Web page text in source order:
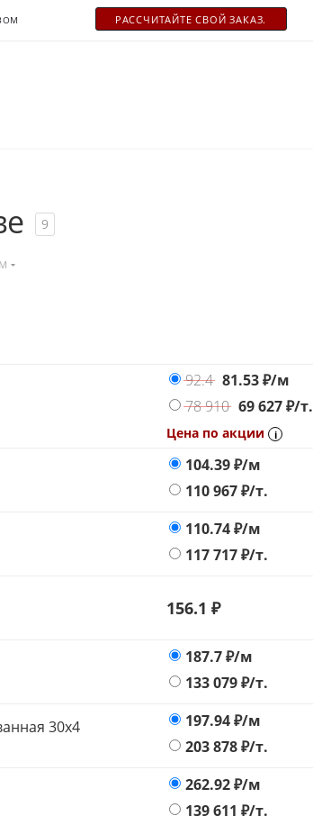
РАСCЧИТАЙТЕ СВОЙ ЗАКАЗ.
9
92.4 81.53₽/м
78 910 69 627₽/т.
Цена по акции i
104.39₽/м
110 967₽/т.
110.74₽/м
117 717₽/т.
156.1 ₽
187.7₽/м
133 079₽/т.
30х4 197.94₽/м
203 878₽/т.
262.92₽/м
139 611 ₽/т.